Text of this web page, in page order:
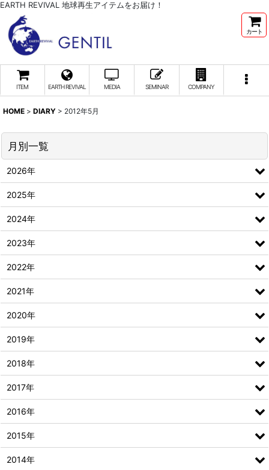
EARTH REVIVAL 地球再生アイテムをお届け！
カート
ITEM EARTH REVIVAL MEDIA SEMINAR COMPANY
HOME > DIARY > 2012年5月
月別一覧
2026年
2025年
2024年
2023年
2022年
2021年
2020年
2019年
2018年
2017年
2016年
2015年
2014年